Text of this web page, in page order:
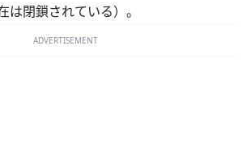
は閉鎖されている）。
ADVERTISEMENT